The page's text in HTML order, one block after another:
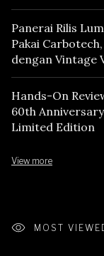
Panerai Rilis
Pakai
dengan Vintage
Hands-On
60th Anniversary
Limited Edition
View more
MOST